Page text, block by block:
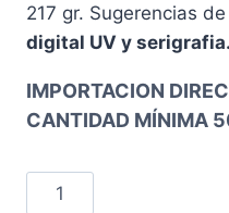
217 gr. Sugerencias
digital UV y serigrafia.
IMPORTACION
CANTIDAD MÍNIMA